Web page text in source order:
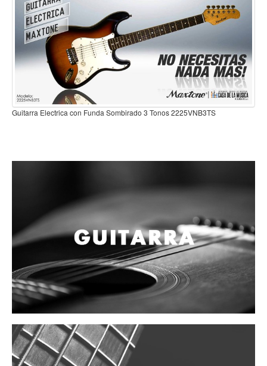
Panderos
Percusión Latina
Tambores
Redoblantes
Xilófonos y liras
Herrajes y soportes
Marcha
Redoblantes
Tambores
Bombos
Multi-tenores
Baquetas, mazos y bolillos
Pergaminos